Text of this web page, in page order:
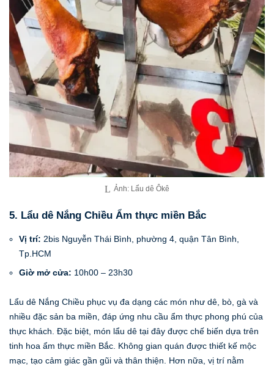
Ảnh: Lẩu dê Ôkê
5. Lẩu dê Nắng Chiều Ẩm thực miền Bắc
Vị trí: 2bis Nguyễn Thái Bình, phường 4, quận Tân Bình,
Tp.HCM
Giờ mở cửa: 10h00 – 23h30
Lẩu dê Nắng Chiều phục vụ đa dạng các món như dê, bò, gà và
nhiều đặc sản ba miền, đáp ứng nhu cầu ẩm thực phong phú của
thực khách. Đặc biệt, món lẩu dê tại đây được chế biến dựa trên
tinh hoa ẩm thực miền Bắc. Không gian quán được thiết kế mộc
mạc, tạo cảm giác gần gũi và thân thiện. Hơn nữa, vị trí nằm